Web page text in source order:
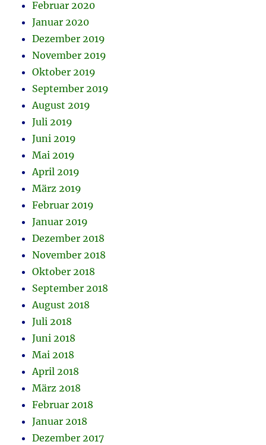
Februar 2020
Januar 2020
Dezember 2019
November 2019
Oktober 2019
September 2019
August 2019
Juli 2019
Juni 2019
Mai 2019
April 2019
März 2019
Februar 2019
Januar 2019
Dezember 2018
November 2018
Oktober 2018
September 2018
August 2018
Juli 2018
Juni 2018
Mai 2018
April 2018
März 2018
Februar 2018
Januar 2018
Dezember 2017